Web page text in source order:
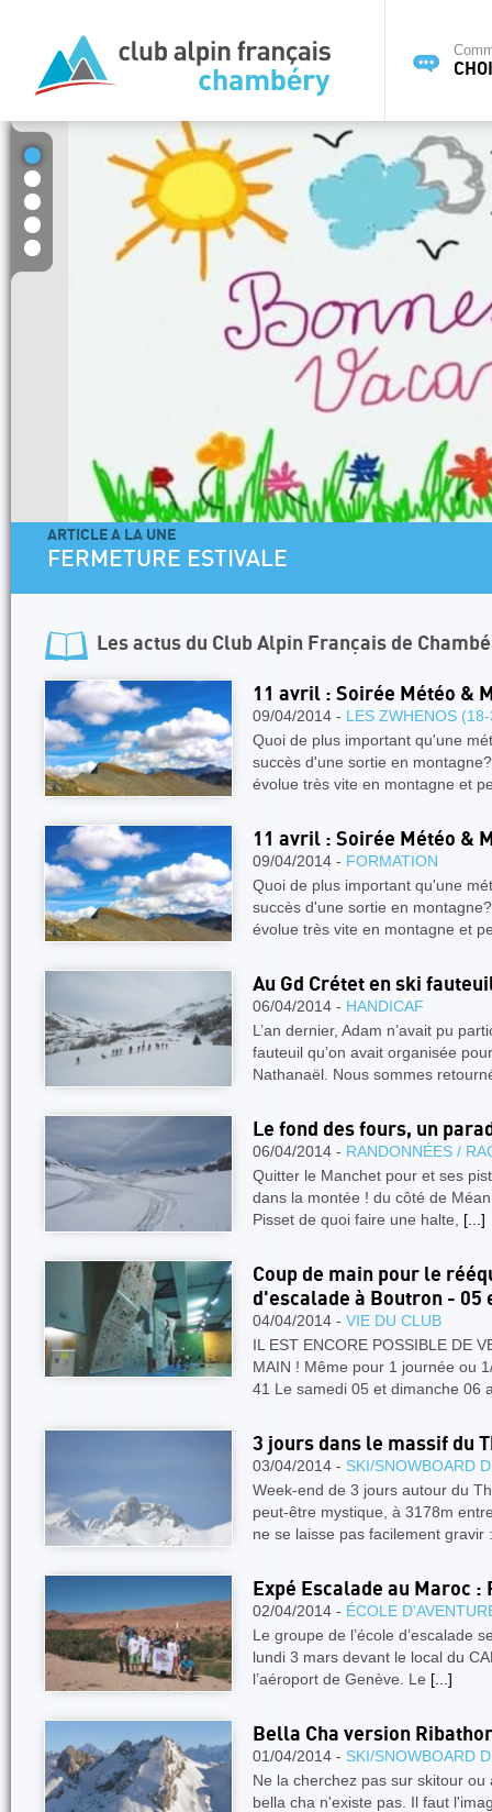
ARTICLE A LA UNE
FERMETURE ESTIVALE
Les actus du Club Alpin Français de
11 avril : Soirée Météo &
09/04/2014 - LES ZWHENOS
Quoi de plus important qu'une
succès d'une sortie en
évolue très vite en montagne et
11 avril : Soirée Météo &
09/04/2014 - FORMATION
Quoi de plus important qu'une
succès d'une sortie en
évolue très vite en montagne et
Au Gd Crétet en ski
06/04/2014 - HANDICAF
L’an dernier, Adam n’avait pu
fauteuil qu’on avait organisée
Nathanaël. Nous sommes
Le fond des fours, un
06/04/2014 - RANDONNÉES /
Quitter le Manchet pour et ses
dans la montée ! du côté de
Pisset de quoi faire une halte, [...]
Coup de main pour le
d'escalade à Boutron - 05
04/04/2014 - VIE DU CLUB
IL EST ENCORE POSSIBLE DE
MAIN ! Même pour 1 journée ou
41 Le samedi 05 et dimanche 06
3 jours dans le massif du
03/04/2014 - SKI/SNOWBOARD
Week-end de 3 jours autour du
peut-être mystique, à 3178m
ne se laisse pas facilement gravir
Expé Escalade au Maroc
02/04/2014 - ÉCOLE
Le groupe de l’école d’escalade
lundi 3 mars devant le local du
l’aéroport de Genève. Le [...]
Bella Cha version
01/04/2014 - SKI/SNOWBOARD
Ne la cherchez pas sur skitour
bella cha n'existe pas. Il faut